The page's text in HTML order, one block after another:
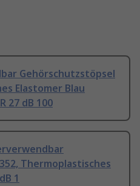
Gehörschutzstöpsel
Elastomer Blau
27 dB 100
Thermoplastisches
1